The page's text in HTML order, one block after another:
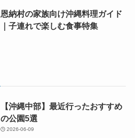
恩納村の家族向け沖縄料理ガイド
｜子連れで楽しむ食事特集
【沖縄中部】最近行ったおすすめ
の公園5選
2026-06-09